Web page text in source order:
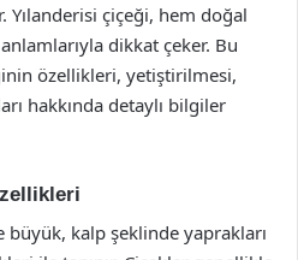
çiçeği, hem doğal
dikkat çeker. Bu
özellikleri, yetiştirilmesi,
hakkında detaylı bilgiler
büyük, kalp şeklinde yaprakları